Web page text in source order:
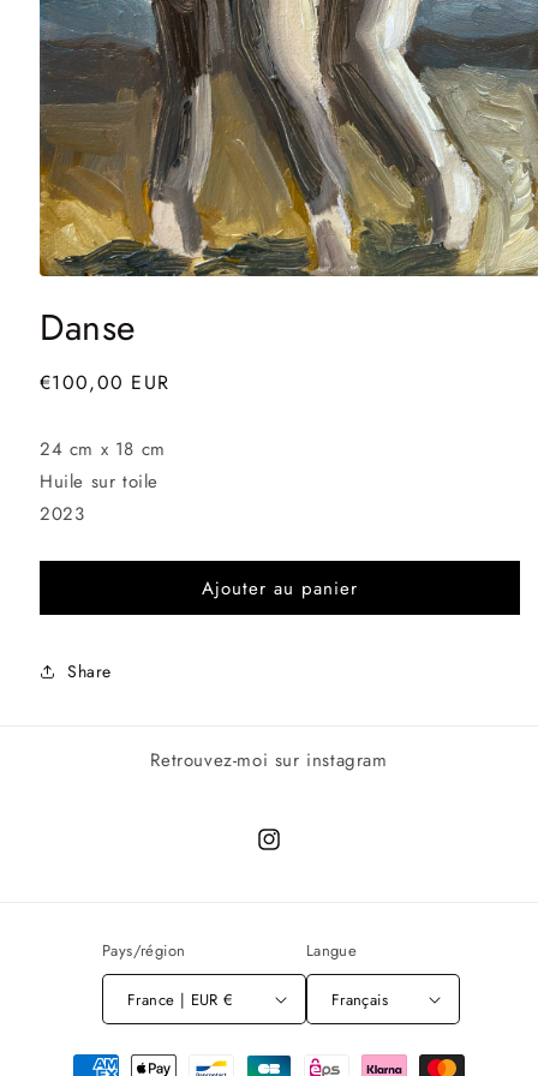
média
1
une
fenêtre
Danse
Prix
€100,00 EUR
24 cm x 18 cm
Huile sur toile
2023
Ajouter au panier
Share
Retrouvez-moi sur instagram
Instagram
Pays/région
France | EUR €
Langue
Français
Moyens